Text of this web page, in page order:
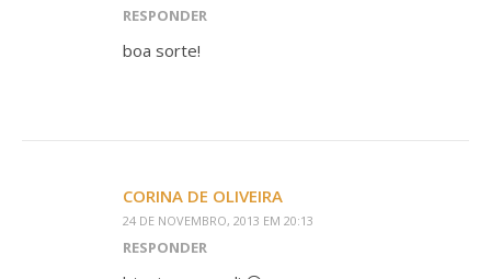
RESPONDER
boa sorte!
CORINA DE OLIVEIRA
24 DE NOVEMBRO, 2013 EM 20:13
RESPONDER